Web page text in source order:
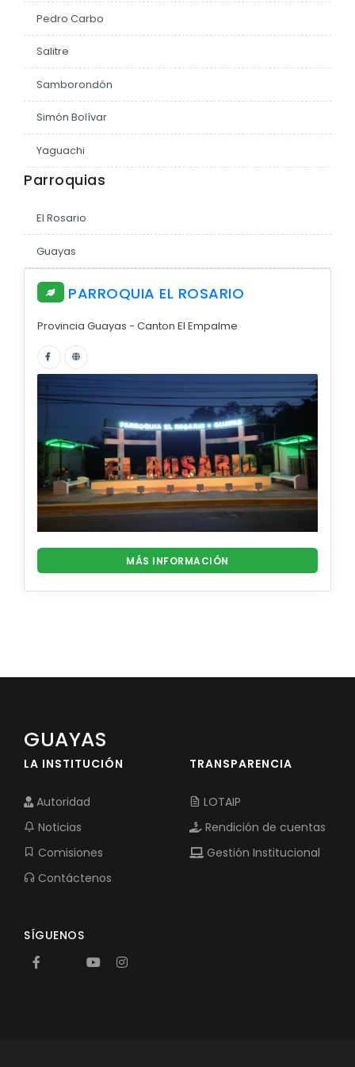
EJECUCIÓN PRESUPUESTARIA
Información Presupuestaria
Procesos de contratación
SOPORTE INSTITUCIONAL
Registro oficiales de creación parroquiales
Pedro Carbo
Salitre
Samborondón
Simón Bolívar
Yaguachi
Parroquias
El Rosario
Guayas
PARROQUIA EL ROSARIO
Provincia Guayas - Canton El Empalme
MÁS INFORMACIÓN
GUAYAS
LA INSTITUCIÓN
Autoridad
Noticias
Comisiones
Contáctenos
TRANSPARENCIA
LOTAIP
Rendición de cuentas
Gestión Institucional
SÍGUENOS